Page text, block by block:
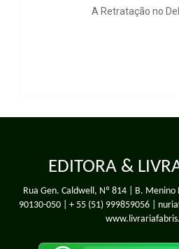
A Retratação no
EDITORA &
Rua Gen. Caldwell, Nº 814 | B. Menino
90130-050 | + 55 (51) 999859056|